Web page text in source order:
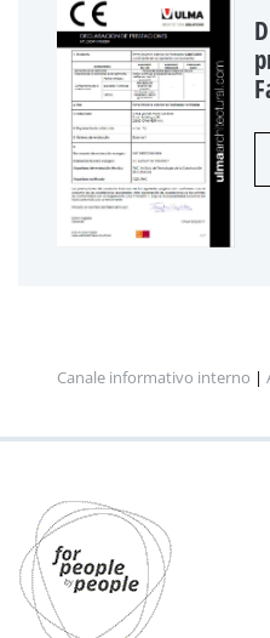
Canale informativo interno |